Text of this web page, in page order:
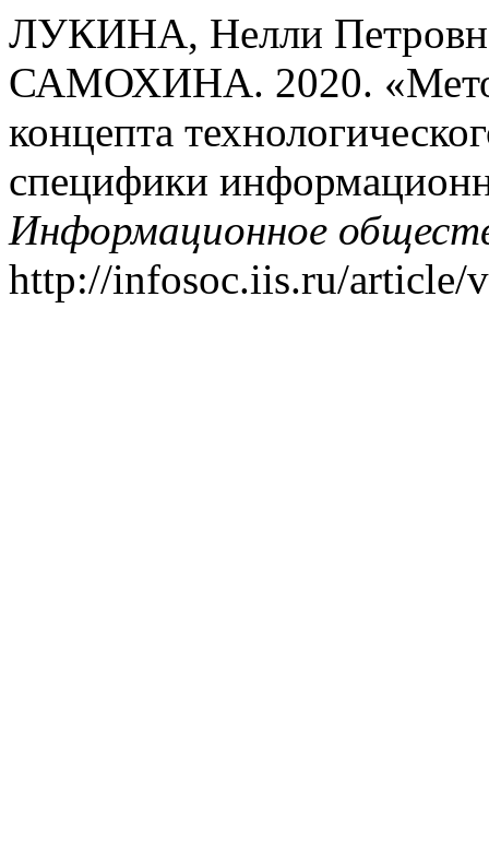
ЛУКИНА, Нелли
САМОХИНА. 2020.
концепта
специфики
Информационное
http://infosoc.iis.ru/article/